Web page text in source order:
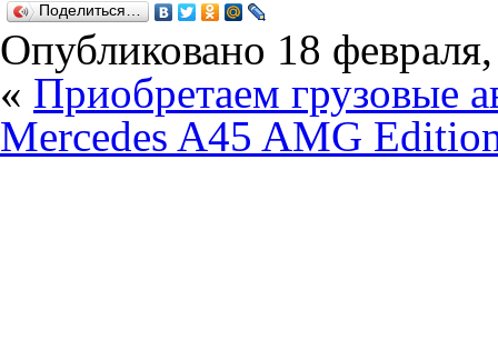
Поделиться…
Опубликовано 18
« Приобретаем грузовые
Mercedes A45 AMG